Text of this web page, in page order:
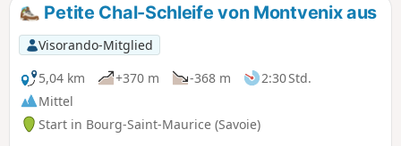
Petite Chal-Schleife von Montvenix aus
Visorando-Mitglied
5,04 km
+370 m -368 m
2:30 Std.
Mittel
Start in Bourg-Saint-Maurice (Savoie)